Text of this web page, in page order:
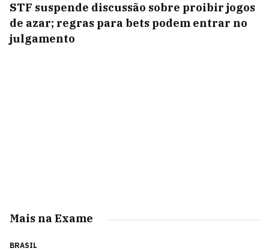
STF suspende discussão sobre proibir jogos
de azar; regras para bets podem entrar no
julgamento
Mais na Exame
BRASIL